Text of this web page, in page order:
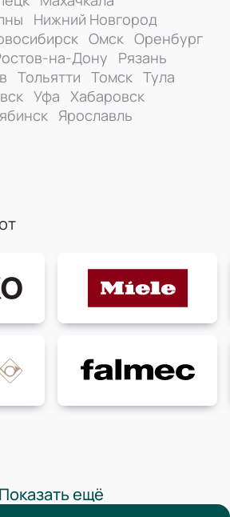
Нижний Новгород
Омск Оренбург
на-Дону
Рязань
Тольятти Томск Тула
Уфа Хабаровск
Ярославль
Показать ещё